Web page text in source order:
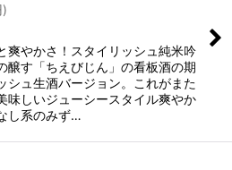
)
爽やかさ！スタイリッシュ純米吟
醸す「ちえびじん」の看板酒の期
シュ生酒バージョン。これがまた
味しいジューシースタイル爽やか
し系のみず…